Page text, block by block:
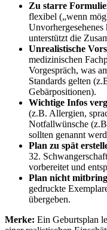
Zu starre
flexibel („wenn
unterstützt die
Unrealistische
medizinischen
Vorgespräch, was
Standards gelten
Gebärpositionen).
Wichtige Infos
(z.B. Allergien,
Notfallwünsche
sollten genannt
Plan zu spät
32.
vorbereitet und
Plan nicht
gedruckte
übergeben.
Merke: Ein Geburtsplan